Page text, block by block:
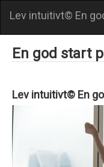
Lev intuitivt© En
En god start
Lev intuitivt© En